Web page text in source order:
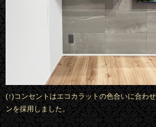
(↑)コンセントはエコカラットの色合いに合わ
ンを採用しました。